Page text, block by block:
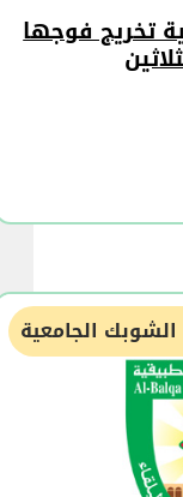
تخريج فوجها
الشوبك الجامعية